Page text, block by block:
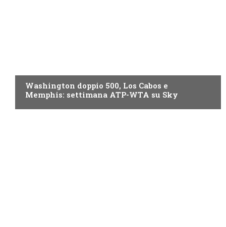
Washington doppio 500, Los Cabos e
Memphis: settimana ATP-WTA su Sky